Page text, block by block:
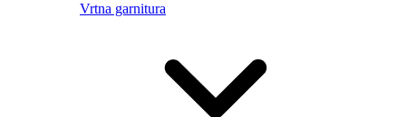
Vrtna garnitura